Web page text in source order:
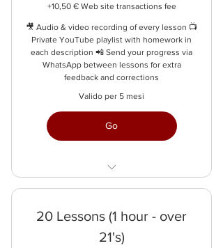
+10,50 € Web site transactions fee
🎥 Audio & video recording of every lesson 📺
Private YouTube playlist with homework in
each description 📲 Send your progress via
WhatsApp between lessons for extra
feedback and corrections
Valido per 5 mesi
Go
20 Lessons (1 hour - over
21's)